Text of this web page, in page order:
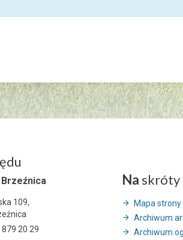
Brzeźnica
109,
879 20 29
Na skróty
Mapa strony
Archiwum
Archiwum